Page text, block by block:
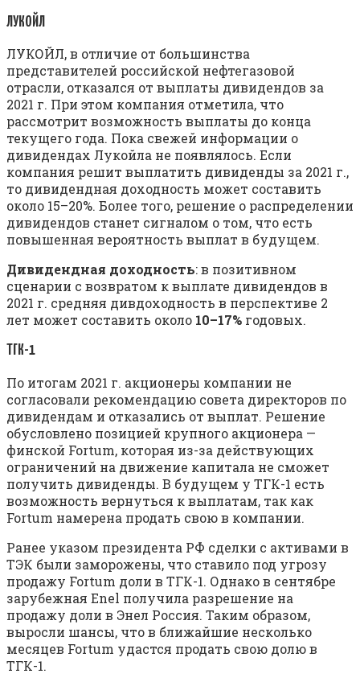
ЛУКОЙЛ
ЛУКОЙЛ, в отличие от большинства
представителей российской нефтегазовой
отрасли, отказался от выплаты дивидендов за
2021 г. При этом компания отметила, что
рассмотрит возможность выплаты до конца
текущего года. Пока свежей информации о
дивидендах Лукойла не появлялось. Если
компания решит выплатить дивиденды за 2021 г.,
то дивидендная доходность может составить
около 15–20%. Более того, решение о распределении
дивидендов станет сигналом о том, что есть
повышенная вероятность выплат в будущем.
Дивидендная доходность: в позитивном
сценарии с возвратом к выплате дивидендов в
2021 г. средняя дивдоходность в перспективе 2
лет может составить около 10–17% годовых.
ТГК-1
По итогам 2021 г. акционеры компании не
согласовали рекомендацию совета директоров по
дивидендам и отказались от выплат. Решение
обусловлено позицией крупного акционера —
финской Fortum, которая из-за действующих
ограничений на движение капитала не сможет
получить дивиденды. В будущем у ТГК-1 есть
возможность вернуться к выплатам, так как
Fortum намерена продать свою в компании.
Ранее указом президента РФ сделки с активами в
ТЭК были заморожены, что ставило под угрозу
продажу Fortum доли в ТГК-1. Однако в сентябре
зарубежная Enel получила разрешение на
продажу доли в Энел Россия. Таким образом,
выросли шансы, что в ближайшие несколько
месяцев Fortum удастся продать свою долю в
ТГК-1.